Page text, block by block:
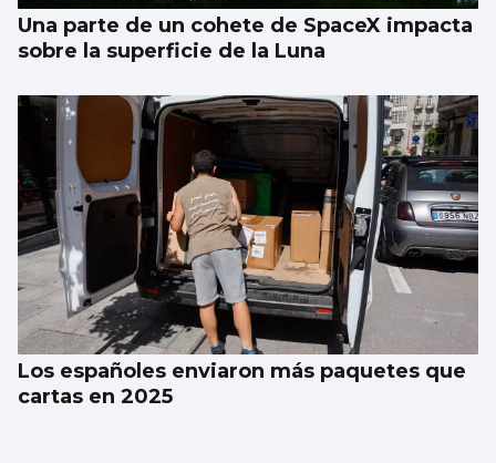
Una parte de un cohete de SpaceX impacta
sobre la superficie de la Luna
Los españoles enviaron más paquetes que
cartas en 2025